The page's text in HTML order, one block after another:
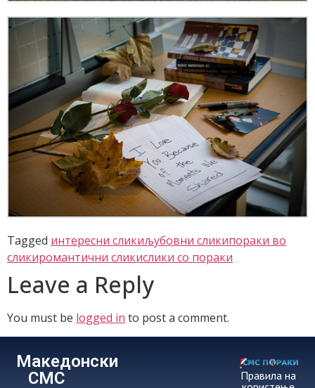
Tagged интересни сликиљубовни сликипораки во
сликиромантични сликислики со пораки
Leave a Reply
You must be logged in to post a comment.
Македонски
СМС
Правила на